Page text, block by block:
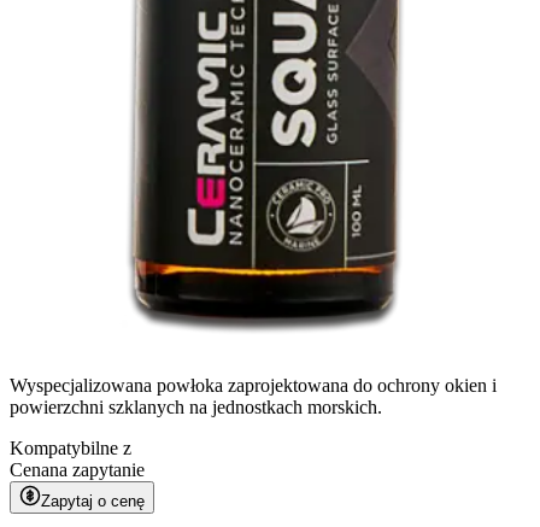
Wyspecjalizowana powłoka zaprojektowana do ochrony okien i
powierzchni szklanych na jednostkach morskich.
Kompatybilne z
Cenana zapytanie
Zapytaj o cenę